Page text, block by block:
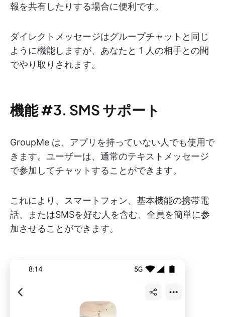
報を共有したりする場合に便利です。
ダイレクトメッセージはグループチャットと同じ
ように機能しますが、あなたと 1 人の相手との間
でやり取りされます。
機能 #3. SMS サポート
GroupMe は、アプリを持っていない人でも使用で
きます。ユーザーは、通常のテキストメッセージ
で参加してチャットすることができます。
これにより、スマートフォン、基本機能の携帯電
話、またはSMSを好む人を含む、全員を簡単に参
加させることができます。